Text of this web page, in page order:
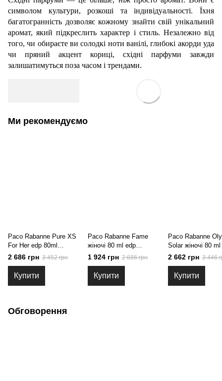
символом культури, розкоші та індивідуальності. Їхня
багатогранність дозволяє кожному знайти свій унікальний
аромат, який підкреслить характер і стиль. Незалежно від
того, чи обираєте ви солодкі ноти ванілі, глибокі акорди уда
чи пряний акцент кориці, східні парфуми завжди
залишатимуться поза часом і трендами.
Ми рекомендуємо
Paco Rabanne Pure XS
For Her edp 80ml
Тестер, Франція
2 686 грн 3 452 грн
Купити
Paco Rabanne Fame
жіночі 80 ml edp
Тестер, Франція
1 924 грн 2 686 грн
Купити
Paco Rabanne
Solar жіночі 80
Тестер, Франція
2 662 грн 3 446
Купити
Обговорення